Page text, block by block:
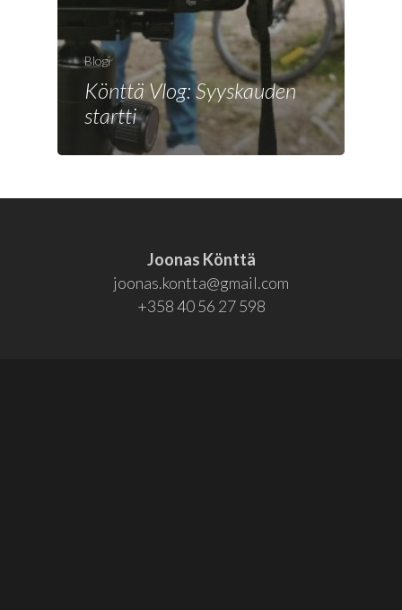
Blogi
Könttä Vlog: Syyskauden
startti
Joonas Könttä
joonas.kontta@gmail.com
+358 40 56 27 598